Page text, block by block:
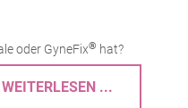
oder GyneFix® hat?
WEITERLESEN ...